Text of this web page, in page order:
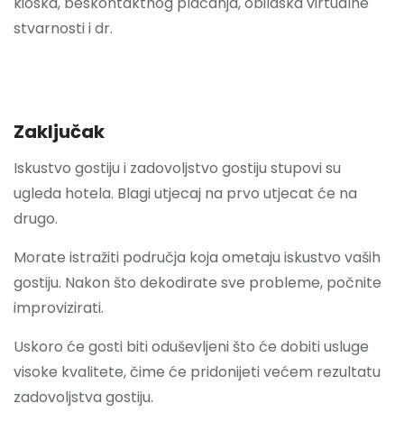
stvarnosti i dr.
Zaključak
Iskustvo gostiju i zadovoljstvo gostiju stupovi su
ugleda hotela. Blagi utjecaj na prvo utjecat će na
drugo.
Morate istražiti područja koja ometaju iskustvo vaših
gostiju. Nakon što dekodirate sve probleme, počnite
improvizirati.
Uskoro će gosti biti oduševljeni što će dobiti usluge
visoke kvalitete, čime će pridonijeti većem rezultatu
zadovoljstva gostiju.